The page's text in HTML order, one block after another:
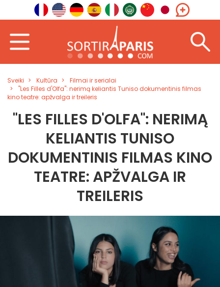
Sveiki Kultūra
Filmai ir serialai
"Les Filles d'Olfa": nerimą keliantis Tuniso dokumentinis filmas
kino teatre: apžvalga ir treileris
"LES FILLES D'OLFA": NERIMĄ
KELIANTIS TUNISO
DOKUMENTINIS FILMAS KINO
TEATRE: APŽVALGA IR
TREILERIS